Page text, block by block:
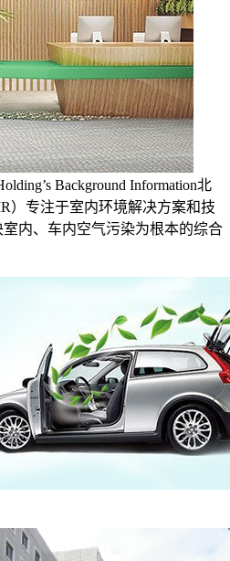
Background Information北
）专注于室内环境解决方案和技
内、车内空气污染为根本的综合